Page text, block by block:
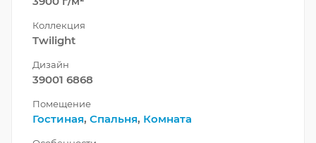
Коллекция
Twilight
Дизайн
39001 6868
Помещение
Гостиная, Спальня, Комната